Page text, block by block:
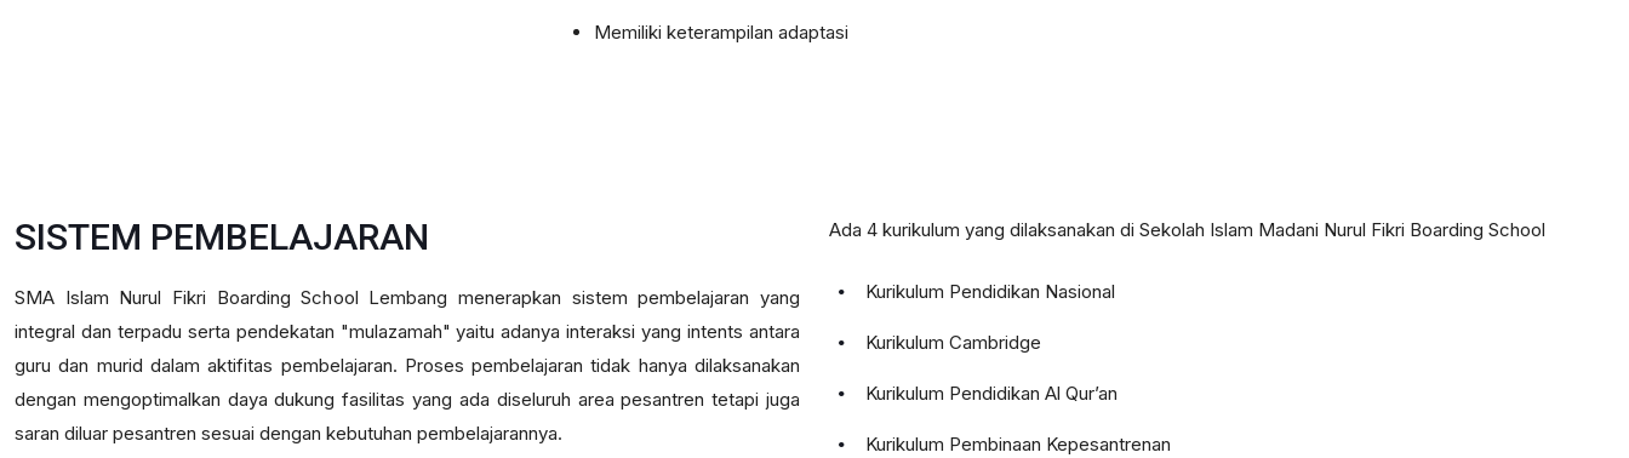
Memiliki keterampilan adaptasi
SISTEM PEMBELAJARAN
SMA Islam Nurul Fikri Boarding School Lembang menerapkan sistem pembelajaran yang
integral dan terpadu serta pendekatan "mulazamah" yaitu adanya interaksi yang intents antara
guru dan murid dalam aktifitas pembelajaran. Proses pembelajaran tidak hanya dilaksanakan
dengan mengoptimalkan daya dukung fasilitas yang ada diseluruh area pesantren tetapi juga
saran diluar pesantren sesuai dengan kebutuhan pembelajarannya.
Ada 4 kurikulum yang dilaksanakan di Sekolah Islam Madani Nurul Fikri Boarding School
Kurikulum Pendidikan Nasional
Kurikulum Cambridge
Kurikulum Pendidikan Al Qur’an
Kurikulum Pembinaan Kepesantrenan